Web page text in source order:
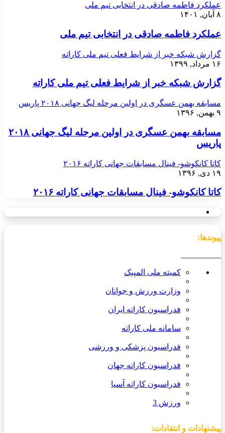
عملکرد فاطمه صادقی در انتخابی تیم ملی
۸ آبان, ۱۴۰۱
عملکرد فاطمه صادقی در انتخابی تیم ملی
گزارش شبکه خبر از شرایط فعلی تیم ملی کاراته
۱۶ مرداد, ۱۳۹۹
گزارش شبکه خبر از شرایط فعلی تیم ملی کاراته
مسابقه بهمن عسگری در اولین مرحله لیگ جهانی ۲۰۱۸ پاریس
۹ بهمن, ۱۳۹۶
مسابقه بهمن عسگری در اولین مرحله لیگ جهانی ۲۰۱۸
پاریس
کاتا کانکوشو- فینال مسابقات جهانی کاراته ۲۰۱۶
۱۹ دی, ۱۳۹۶
کاتا کانکوشو- فینال مسابقات جهانی کاراته ۲۰۱۶
پیوندها:
کمیته ملی المپیک
وزارت ورزش و جوانان
فدراسیون کاراته ایران
سامانه ملی کاراته
فدراسیون پزشکی و ورزشی
فدراسیون کاراته جهان
فدراسیون کاراته آسیا
ورزش 3
پیشنهادات و انتقادات: